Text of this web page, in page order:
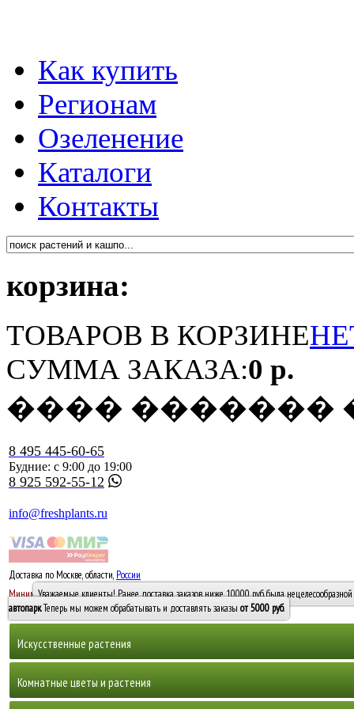
Как купить
Регионам
Озеленение
Каталоги
Контакты
корзина:
ТОВАРОВ В КОРЗИНЕ
СУММА ЗАКАЗА:0 р.
���� �������
8 495 445-60-65
Будние: с 9:00 до 19:00
8 925 592-55-12
info@freshplants.ru
Доставка по Москве, области, России
Минимальный заказ -10 0005000 руб.
Уважаемые клиенты! Ранее доставка заказов ниже 10000 руб. была
автопарк. Теперь мы можем обрабатывать и доставлять заказы от 5000 руб.
Искусственные растения
Горшечные растения, кусты и мох
Комнатные цветы и растения